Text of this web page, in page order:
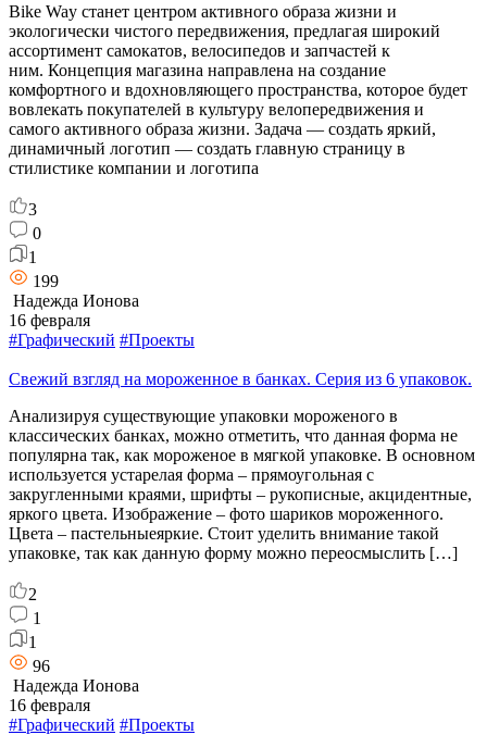
Bike Way станет центром активного образа жизни и
экологически чистого передвижения, предлагая широкий
ассортимент самокатов, велосипедов и запчастей к
ним. Концепция магазина направлена на создание
комфортного и вдохновляющего пространства, которое будет
вовлекать покупателей в культуру велопередвижения и
самого активного образа жизни. Задача — создать яркий,
динамичный логотип — создать главную страницу в
стилистике компании и логотипа
3
0
1
199
Надежда Ионова
16 февраля
#Графический #Проекты
Свежий взгляд на мороженное в банках. Серия из 6 упаковок.
Анализируя существующие упаковки мороженого в
классических банках, можно отметить, что данная форма не
популярна так, как мороженое в мягкой упаковке. В основном
используется устарелая форма – прямоугольная с
закругленными краями, шрифты – рукописные, акцидентные,
яркого цвета. Изображение – фото шариков мороженного.
Цвета – пастельныеяркие. Стоит уделить внимание такой
упаковке, так как данную форму можно переосмыслить […]
2
1
1
96
Надежда Ионова
16 февраля
#Графический #Проекты